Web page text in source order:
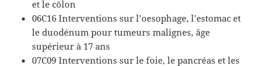
et le côlon
06C16 Interventions sur l’oesophage, l’estomac et
le duodénum pour tumeurs malignes, âge
supérieur à 17 ans
07C09 Interventions sur le foie, le pancréas et les